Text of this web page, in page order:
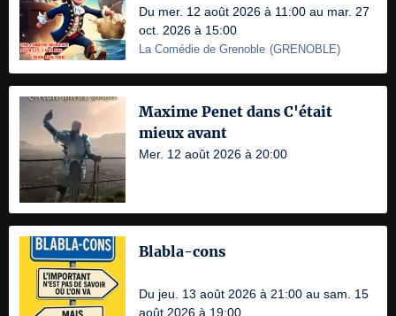
Du mer. 12 août 2026 à 11:00 au mar. 27
oct. 2026 à 15:00
La Comédie de Grenoble (GRENOBLE)
Maxime Penet dans C'était
mieux avant
Mer. 12 août 2026 à 20:00
Blabla-cons
Du jeu. 13 août 2026 à 21:00 au sam. 15
août 2026 à 19:00